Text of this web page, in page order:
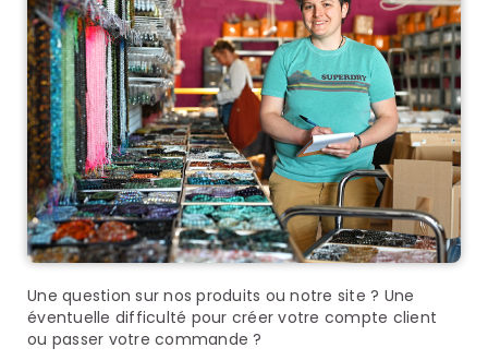
Une question sur nos produits ou notre site ? Une
éventuelle difficulté pour créer votre compte client
ou passer votre commande ?